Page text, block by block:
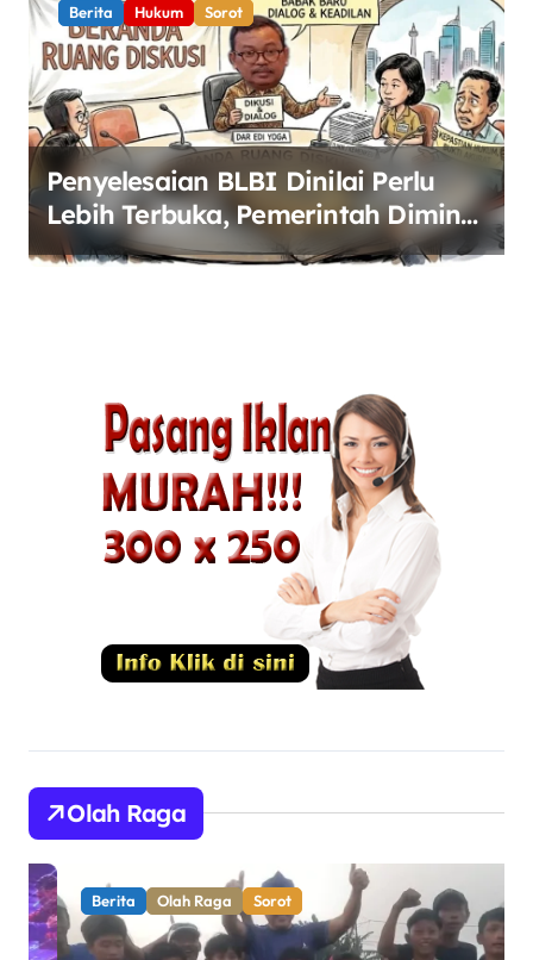
Berita Hukum Sorot
Penyelesaian BLBI Dinilai Perlu
Lebih Terbuka, Pemerintah Diminta
Buka Ruang Dialog
Olah Raga
Berita Olah Raga Sorot